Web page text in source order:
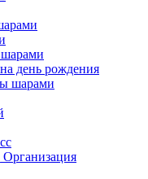
день рождения
шарами